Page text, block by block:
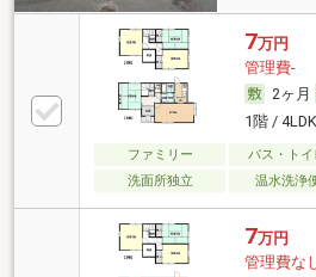
7万円
管理費-
2ヶ月
1階 /
ファミリー バス・トイ
洗面所独立
温水洗浄
7万円
管理費な